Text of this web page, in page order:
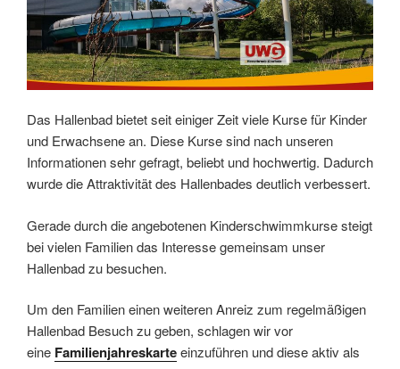
Das Hallenbad bietet seit einiger Zeit viele Kurse für Kinder
und Erwachsene an. Diese Kurse sind nach unseren
Informationen sehr gefragt, beliebt und hochwertig. Dadurch
wurde die Attraktivität des Hallenbades deutlich verbessert.
Gerade durch die angebotenen Kinderschwimmkurse steigt
bei vielen Familien das Interesse gemeinsam unser
Hallenbad zu besuchen.
Um den Familien einen weiteren Anreiz zum regelmäßigen
Hallenbad Besuch zu geben, schlagen wir vor
eine Familienjahreskarteeinzuführen und diese aktiv als